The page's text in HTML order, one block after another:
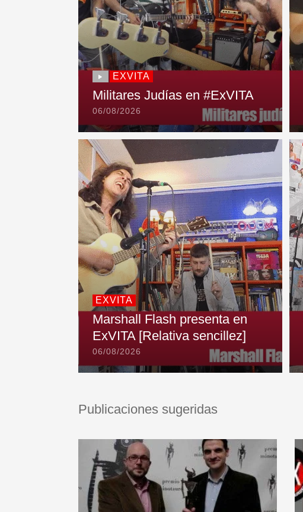
EXVITA
Militares Judías en #ExVITA
06/08/2026
EXVITA
Marshall Flash presenta en
ExVITA [Relativa sencillez]
06/08/2026
Publicaciones sugeridas